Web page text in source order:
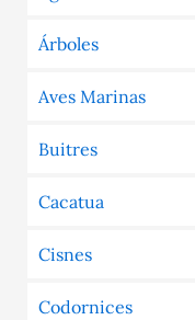
Árboles
Aves Marinas
Buitres
Cacatua
Cisnes
Codornices